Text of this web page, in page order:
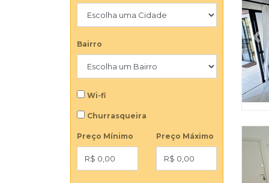
Bairro
Wi-fi
Churrasqueira
Preço Mínimo Preço Máximo